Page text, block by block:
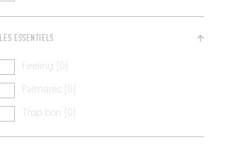
LES ESSENTIELS
Feeling [0]
Palmarès [0]
Trop bon [0]